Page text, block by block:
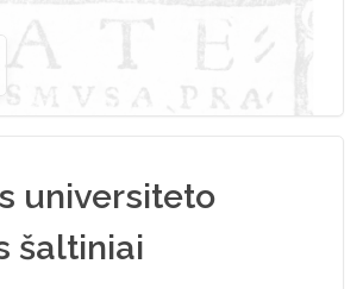
universiteto
šaltiniai